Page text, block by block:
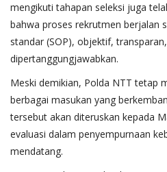
mengikuti tahapan seleksi juga
bahwa proses rekrutmen berjalan
standar (SOP), objektif,
dipertanggungjawabkan.
Meski demikian, Polda NTT tetap
berbagai masukan yang
tersebut akan diteruskan kepada
evaluasi dalam penyempurnaan
mendatang.